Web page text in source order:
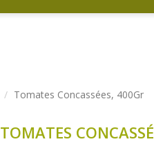
Tomates Concassées, 400Gr
TOMATES